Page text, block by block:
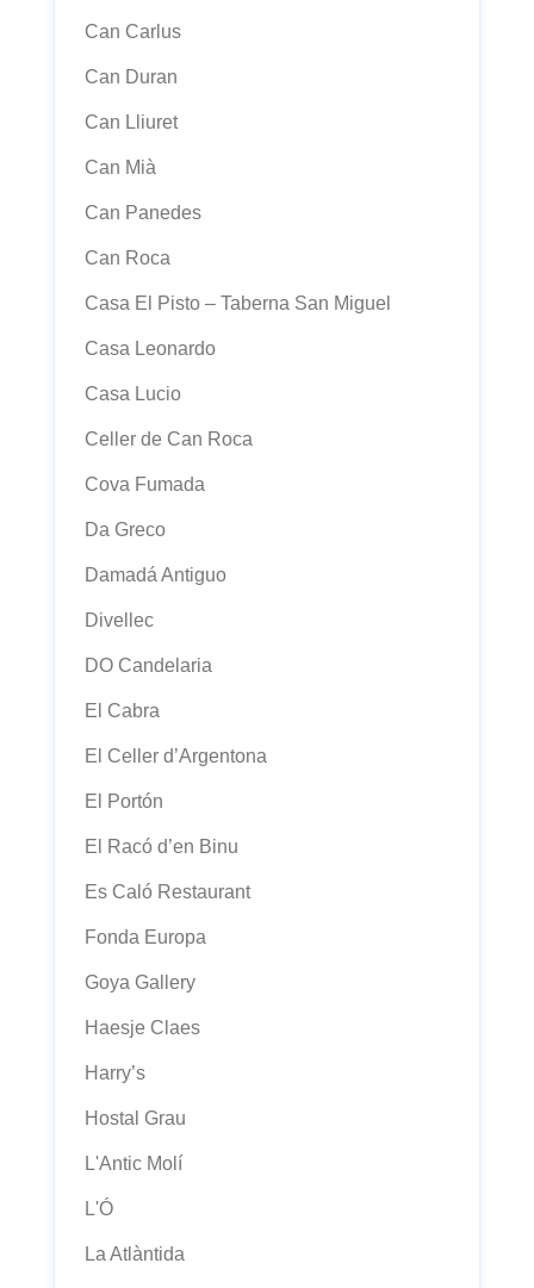
Can Carlus
Can Duran
Can Lliuret
Can Mià
Can Panedes
Can Roca
Casa El Pisto – Taberna San Miguel
Casa Leonardo
Casa Lucio
Celler de Can Roca
Cova Fumada
Da Greco
Damadá Antiguo
Divellec
DO Candelaria
El Cabra
El Celler d’Argentona
El Portón
El Racó d’en Binu
Es Caló Restaurant
Fonda Europa
Goya Gallery
Haesje Claes
Harry’s
Hostal Grau
L'Antic Molí
L'Ó
La Atlàntida